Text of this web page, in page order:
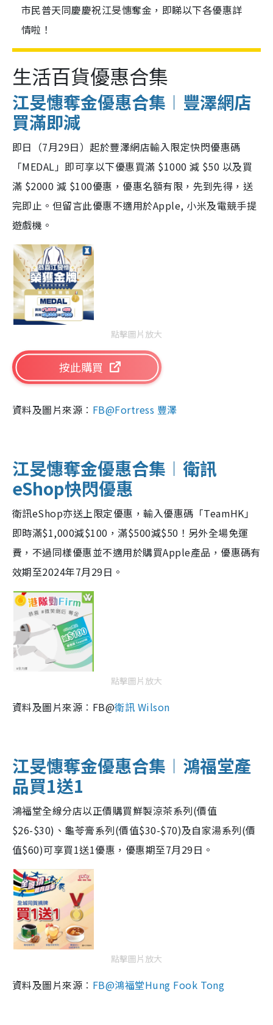
市民普天同慶慶祝江旻憓奪金，即睇以下各優惠詳
情啦！
生活百貨優惠合集
江旻憓奪金優惠合集︱豐澤網店
買滿即減
即日（7月29日）起於豐澤網店輸入限定快閃優惠碼
「MEDAL」即可享以下優惠買滿 $1000 減 $50 以及買
滿 $2000 減 $100優惠，優惠名額有限，先到先得，送
完即止。但留言此優惠不適用於Apple, 小米及電競手提
遊戲機。
點擊圖片放大
按此購買
資料及圖片來源︰ FB@Fortress 豐澤
江旻憓奪金優惠合集︱衛訊
eShop快閃優惠
衛訊eShop亦送上限定優惠，輸入優惠碼「TeamHK」
即時滿$1,000減$100，滿$500減$50！另外全場免運
費，不過同樣優惠並不適用於購買Apple產品，優惠碼有
效期至2024年7月29日。
點擊圖片放大
資料及圖片來源︰FB@衛訊 Wilson
江旻憓奪金優惠合集︱鴻福堂產
品買1送1
鴻福堂全線分店以正價購買鮮製涼茶系列(價值
$26-$30)、龜苓膏系列(價值$30-$70)及自家湯系列(價
值$60)可享買1送1優惠，優惠期至7月29日。
點擊圖片放大
資料及圖片來源︰ FB@鴻福堂Hung Fook Tong